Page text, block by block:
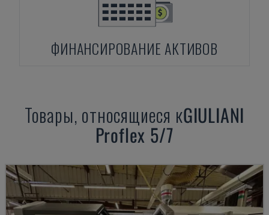
ФИНАНСИРОВАНИЕ АКТИВОВ
Товары, относящиеся кGIULIANI
Proflex 5/7